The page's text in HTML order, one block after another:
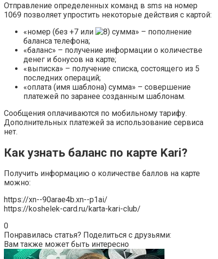
Отправление определенных команд в sms на номер
1069 позволяет упростить некоторые действия с картой:
«номер (без +7 или
сумма» – пополнение
баланса телефона;
«баланс» – получение информации о количестве
денег и бонусов на карте;
«выписка» – получение списка, состоящего из 5
последних операций;
«оплата (имя шаблона) сумма» – совершение
платежей по заранее созданным шаблонам.
Сообщения оплачиваются по мобильному тарифу.
Дополнительных платежей за использование сервиса
нет.
Как узнать баланс по карте Kari?
Получить информацию о количестве баллов на карте
можно:
https://xn--90arae4b.xn--p1ai/
https://koshelek-card.ru/karta-kari-club/
0
Понравилась статья? Поделиться с друзьями:
Вам также может быть интересно